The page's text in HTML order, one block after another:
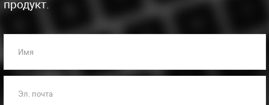
продукт.
Имя
Эл. почта